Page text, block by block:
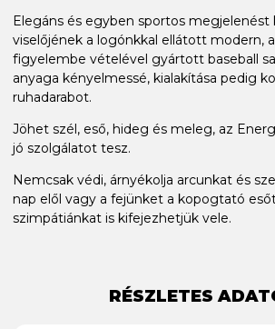
Elegáns és egyben sportos megjelenést
viselőjének a logónkkal ellátott modern,
figyelembe vételével gyártott baseball
anyaga kényelmessé, kialakítása pedig
ruhadarabot.
Jöhet szél, eső, hideg és meleg, az
jó szolgálatot tesz.
Nemcsak védi, árnyékolja arcunkat és
nap elől vagy a fejünket a kopogtató
szimpátiánkat is kifejezhetjük vele.
RÉSZLETES